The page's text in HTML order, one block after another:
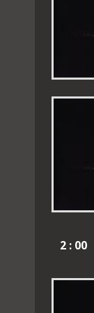
2 : 00